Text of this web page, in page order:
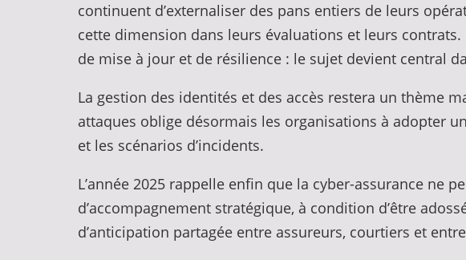
continuent d’externaliser des pans entiers de leurs
cette dimension dans leurs évaluations et leurs
de mise à jour et de résilience : le sujet devient central
La gestion des identités et des accès restera un thème
attaques oblige désormais les organisations à adopter
et les scénarios d’incidents.
L’année 2025 rappelle enfin que la cyber-assurance
d’accompagnement stratégique, à condition d’être
d’anticipation partagée entre assureurs, courtiers et